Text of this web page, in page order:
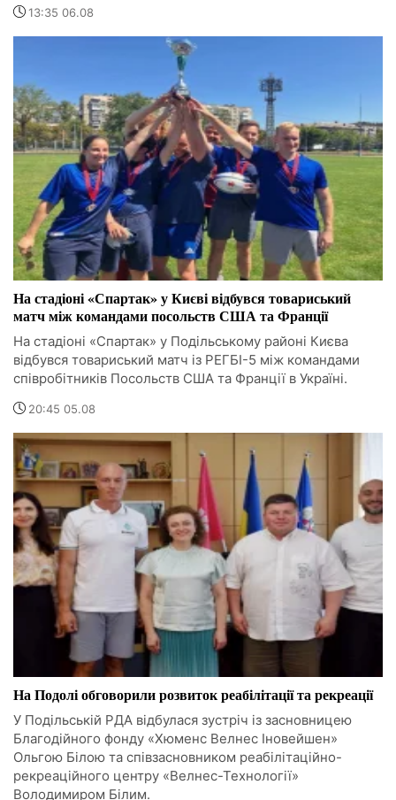
13:35 06.08
На стадіоні «Спартак» у Києві відбувся товариський
матч між командами посольств США та Франції
На стадіоні «Спартак» у Подільському районі Києва
відбувся товариський матч із РЕГБІ-5 між командами
співробітників Посольств США та Франції в Україні.
20:45 05.08
На Подолі обговорили розвиток реабілітації та рекреації
У Подільській РДА відбулася зустріч із засновницею
Благодійного фонду «Хюменс Велнес Іновейшен»
Ольгою Білою та співзасновником реабілітаційно-
рекреаційного центру «Велнес-Технології»
Володимиром Білим.